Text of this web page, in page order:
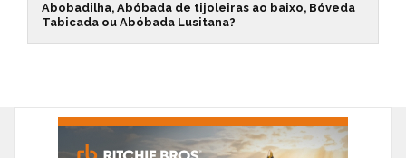
Abobadilha, Abóbada de tijoleiras ao baixo, Bóveda
Tabicada ou Abóbada Lusitana?